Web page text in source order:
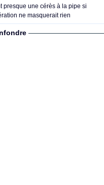
presque une cérès à la pipe si
ne masquerait rien